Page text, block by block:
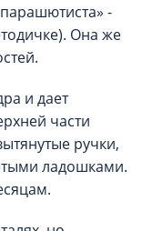
-
Она же
и дает
части
ручки,
ладошками.